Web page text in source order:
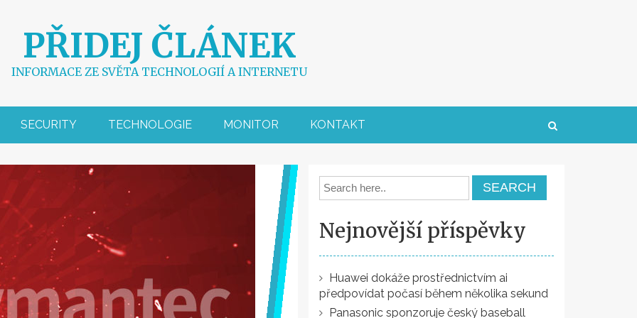
PŘIDEJ ČLÁNEK
INFORMACE ZE SVĚTA TECHNOLOGIÍ A INTERNETU
SECURITY TECHNOLOGIE MONITOR KONTAKT
Nejnovější příspěvky
Huawei dokáže prostřednictvím ai
předpovídat počasí během několika sekund
Panasonic sponzoruje český baseball